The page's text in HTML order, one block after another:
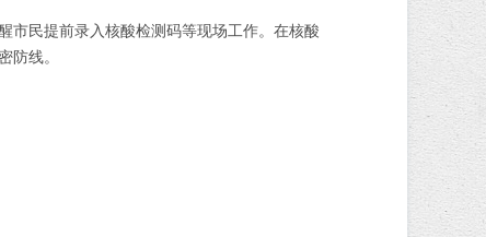
民提前录入核酸检测码等现场工作。在核酸
防线。